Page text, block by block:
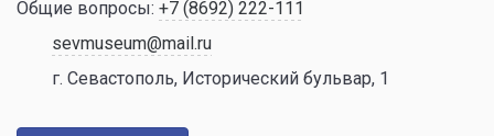
Общие вопросы: +7 (8692) 222-111
sevmuseum@mail.ru
г. Севастополь, Исторический бульвар, 1